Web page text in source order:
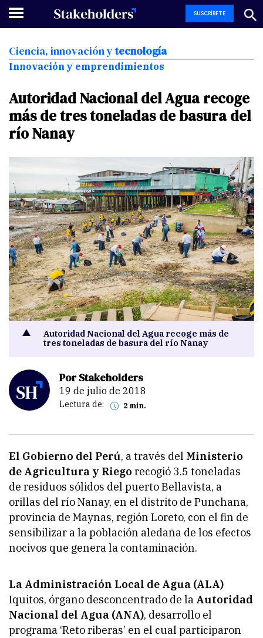
SUSCRÍBETE
Ciencia, innovacióny tecnología
Innovación y emprendimientos
AutoridadNacional delAgua recoge
más detrestoneladas debasura del
ríoNanay
Autoridad Nacional del Agua recoge más de
tres toneladas de basura del río Nanay
Por Stakeholders
19 de julio de 2018
Lectura de: 2 min.
El Gobierno del Perú, a través del Ministerio
de Agricultura y Riego recogió 3.5 toneladas
de residuos sólidos del puerto Bellavista, a
orillas del río Nanay, en el distrito de Punchana,
provincia de Maynas, región Loreto, con el fin de
sensibilizar a la población aledaña de los efectos
nocivos que genera la contaminación.
La Administración Local de Agua (ALA)
Iquitos, órgano desconcentrado de la Autoridad
Nacional del Agua (ANA), desarrollo el
programa ‘Reto riberas’ en el cual participaron